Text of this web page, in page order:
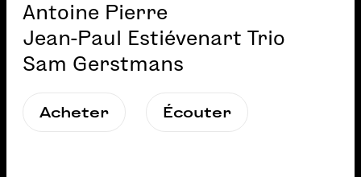
Antoine Pierre
Jean-Paul Estiévenart Trio
Sam Gerstmans
Acheter Écouter